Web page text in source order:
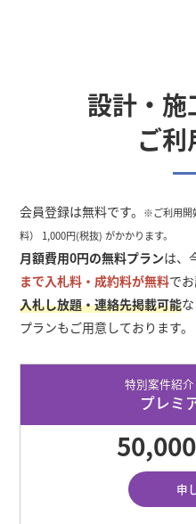
設計・施
ご
会員登録は無料です。
※ご利用開
料） 1,000円(税抜) がかかります。
月額費用0円の無料プランは、
まで入札料・成約料が無料で
入札し放題・連絡先掲載可能
プランもご用意しております。
特別案件紹介
プレミ
50,000
申